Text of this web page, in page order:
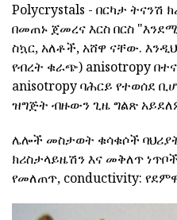
Polycrystals - በርካታ ትናንሽ
በመጠኑ ጀመረና እርስ በርስ
ስኳር, አለቶች, አሸዋ ናቸው.
የብረት ቁራጭ) anisotropy
anisotropy ባሕርይ የተወሰደ
ዝግጅት ብዙውን ጊዜ ግልጽ
ሌሎች መስታወት ቁሳቁሶች
ክሪስታላይዜሽን እና መቅለጥ
የመለጠጥ, conductivity: